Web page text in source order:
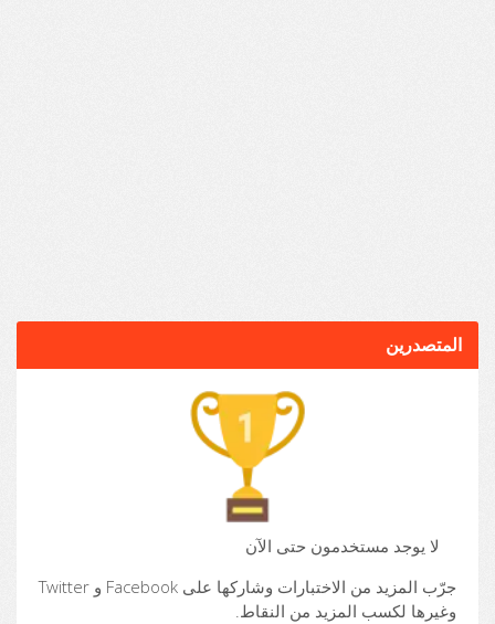
المتصدرين
لا يوجد مستخدمون حتى الآن
جرّب المزيد من الاختبارات وشاركها على Facebook و Twitter
وغيرها لكسب المزيد من النقاط.